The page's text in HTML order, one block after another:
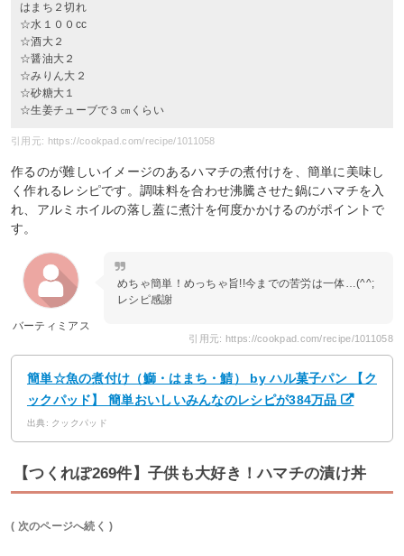
はまち２切れ
☆水１００cc
☆酒大２
☆醤油大２
☆みりん大２
☆砂糖大１
☆生姜チューブで３㎝くらい
引用元: https://cookpad.com/recipe/1011058
作るのが難しいイメージのあるハマチの煮付けを、簡単に美味し
く作れるレシピです。調味料を合わせ沸騰させた鍋にハマチを入
れ、アルミホイルの落し蓋に煮汁を何度かかけるのがポイントで
す。
バーティミアス
めちゃ簡単！めっちゃ旨!!今までの苦労は一体…(^^;
レシピ感謝
引用元: https://cookpad.com/recipe/1011058
簡単☆魚の煮付け（鰤・はまち・鯖） by ハル菓子パン 【ク
ックパッド】 簡単おいしいみんなのレシピが384万品
出典: クックパッド
【つくれぽ269件】子供も大好き！ハマチの漬け丼
( 次のページへ続く )